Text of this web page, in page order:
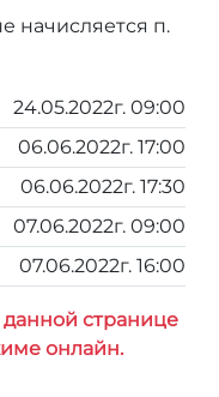
начисляется п.
24.05.2022г. 09:00
06.06.2022г. 17:00
06.06.2022г. 17:30
07.06.2022г. 09:00
07.06.2022г. 16:00
данной странице
онлайн.